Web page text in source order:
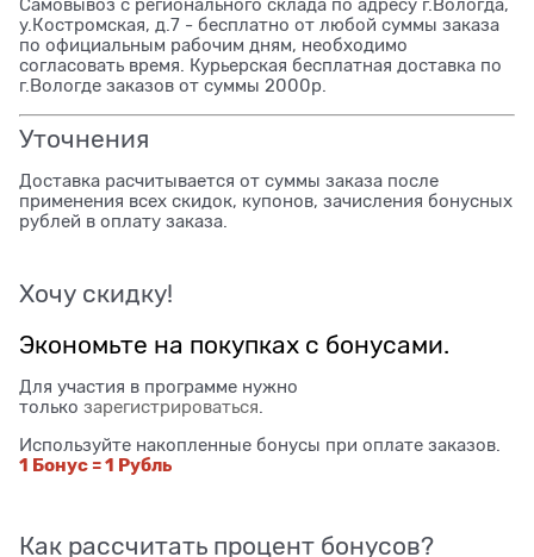
Самовывоз с регионального склада по адресу г.Вологда,
у.Костромская, д.7 - бесплатно от любой суммы заказа
по официальным рабочим дням, необходимо
согласовать время. Курьерская бесплатная доставка по
г.Вологде заказов от суммы 2000р.
Уточнения
Доставка расчитывается от суммы заказа после
применения всех скидок, купонов, зачисления бонусных
рублей в оплату заказа.
Хочу скидку!
Экономьте на покупках с бонусами.
Для участия в программе нужно
только зарегистрироваться.
Используйте накопленные бонусы при оплате заказов.
1 Бонус = 1 Рубль
Как рассчитать процент бонусов?